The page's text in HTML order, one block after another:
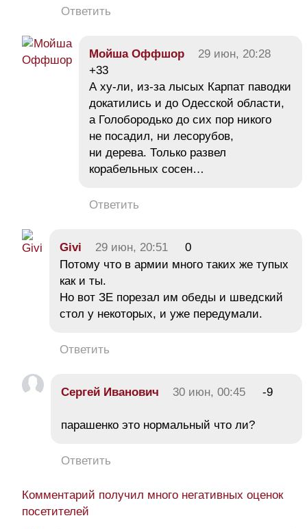
Ответить
Мойша Оффшор
29 июн, 20:28
+33
А ху-ли, из-за лысых Карпат паводки
докатились и до Одесской области,
а Голобородько до сих пор никого
не посадил, ни лесорубов,
ни дерева. Только развел
корабельных сосен…
Ответить
Givi 29 июн, 20:51
0
Потому что в армии много таких же тупых
как и ты.
Но вот ЗЕ порезал им обеды и шведский
стол у некоторых, и уже передумали.
Ответить
Сергей Иванович 30 июн, 00:45 -9
парашенко это нормальный что ли?
Ответить
Комментарий получил много негативных оценок
посетителей